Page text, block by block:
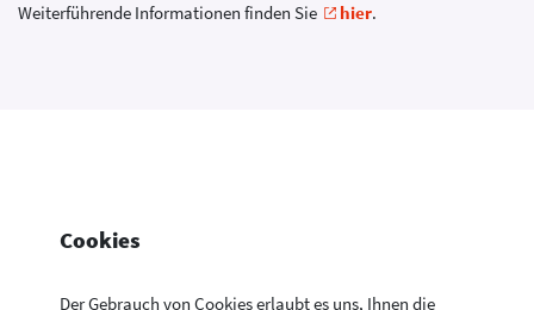
Cookies
Der Gebrauch von Cookies erlaubt es uns, Ihnen die
Weiterführende Informationen finden Sie
hier.